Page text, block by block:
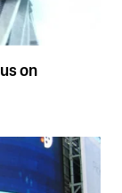
on